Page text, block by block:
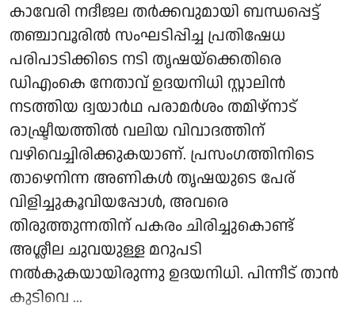
കാവേരി നദീജല തർക്കവുമായി ബന്ധപ്പെട്ട്
തഞ്ചാവൂരിൽ സംഘടിപ്പിച്ച പ്രതിഷേധ
പരിപാടിക്കിടെ നടി തൃഷയ്‌ക്കെതിരെ
ഡിഎംകെ നേതാവ് ഉദയനിധി സ്റ്റാലിൻ
നടത്തിയ ദ്വയാർഥ പരാമർശം തമിഴ്‌നാട്
രാഷ്ട്രീയത്തിൽ വലിയ വിവാദത്തിന്
വഴിവെച്ചിരിക്കുകയാണ്. പ്രസംഗത്തിനിടെ
താഴെനിന്ന അണികൾ തൃഷയുടെ പേര്
വിളിച്ചുകൂവിയപ്പോൾ, അവരെ
തിരുത്തുന്നതിന് പകരം ചിരിച്ചുകൊണ്ട്
അശ്ലീല ചുവയുള്ള മറുപടി
നൽകുകയായിരുന്നു ഉദയനിധി. പിന്നീട് താൻ
കുടിവെ ...